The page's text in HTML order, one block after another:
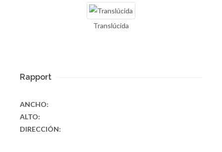
Translúcida
Rapport
ANCHO:
ALTO:
DIRECCIÓN: